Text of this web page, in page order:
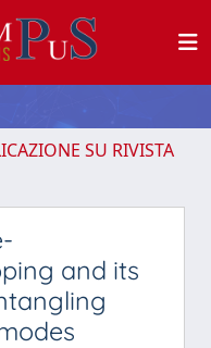
SU RIVISTA
and its